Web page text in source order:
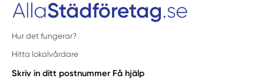
Hur det fungerar?
Hitta lokalvårdare
Skriv in ditt postnummer Få hjälp